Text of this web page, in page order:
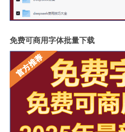
免费可商用字体批量下载